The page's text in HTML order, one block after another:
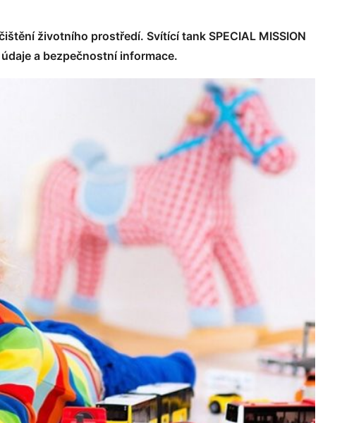
životního prostředí. Svítící tank SPECIAL MISSION
a bezpečnostní informace.